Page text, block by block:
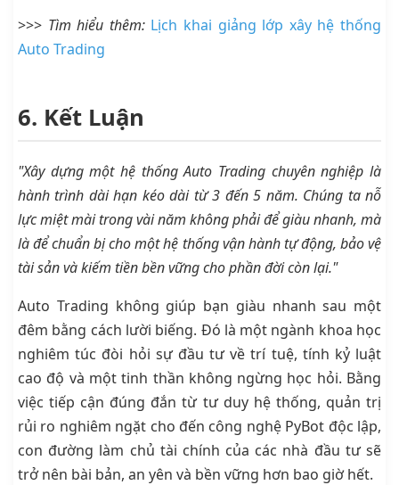
>>> Tìm hiểu thêm: Lịch khai giảng lớp xây hệ thống
Auto Trading
6. Kết Luận
"Xây dựng một hệ thống Auto Trading chuyên nghiệp là
hành trình dài hạn kéo dài từ 3 đến 5 năm. Chúng ta nỗ
lực miệt mài trong vài năm không phải để giàu nhanh, mà
là để chuẩn bị cho một hệ thống vận hành tự động, bảo vệ
tài sản và kiếm tiền bền vững cho phần đời còn lại."
Auto Trading không giúp bạn giàu nhanh sau một
đêm bằng cách lười biếng. Đó là một ngành khoa học
nghiêm túc đòi hỏi sự đầu tư về trí tuệ, tính kỷ luật
cao độ và một tinh thần không ngừng học hỏi. Bằng
việc tiếp cận đúng đắn từ tư duy hệ thống, quản trị
rủi ro nghiêm ngặt cho đến công nghệ PyBot độc lập,
con đường làm chủ tài chính của các nhà đầu tư sẽ
trở nên bài bản, an yên và bền vững hơn bao giờ hết.